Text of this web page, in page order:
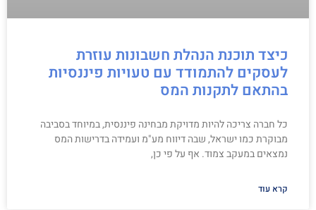
כיצד תוכנת הנהלת חשבונות עוזרת
לעסקים להתמודד עם טעויות פיננסיות
בהתאם לתקנות המס
כל חברה צריכה להיות מדויקת מבחינה פיננסית, במיוחד בסביבה
מבוקרת כמו ישראל, שבה דיווח מע"מ ועמידה בדרישות המס
נמצאים במעקב צמוד. אף על פי כן,
קרא עוד